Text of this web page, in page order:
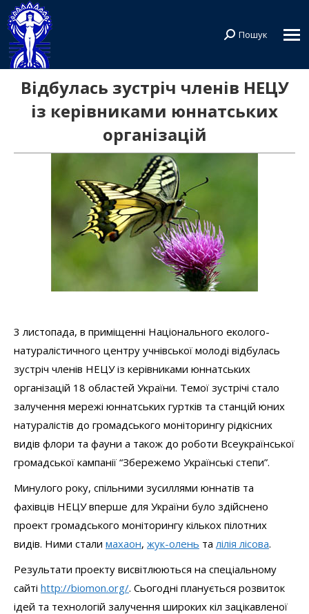
Search:
Пошук
Відбулась зустріч членів НЕЦУ
із керівниками юннатських
організацій
3 листопада, в приміщенні Національного еколого-
натуралістичного центру учнівської молоді відбулась
зустріч членів НЕЦУ із керівниками юннатських
організацій 18 областей України. Темої зустрічі стало
залучення мережі юннатських гуртків та станцій юних
натуралістів до громадського моніторингу рідкісних
видів флори та фауни а також до роботи Всеукраїнської
громадської кампанії “Збережемо Українські степи”.
Минулого року, спільними зусиллями юннатів та
фахівців НЕЦУ вперше для України було здійснено
проект громадського моніторингу кількох пілотних
видів. Ними стали махаон, жук-олень та лілія лісова.
Результати проекту висвітлюються на спеціальному
сайті http://biomon.org/. Сьогодні планується розвиток
ідей та технологій залучення широких кіл зацікавленої